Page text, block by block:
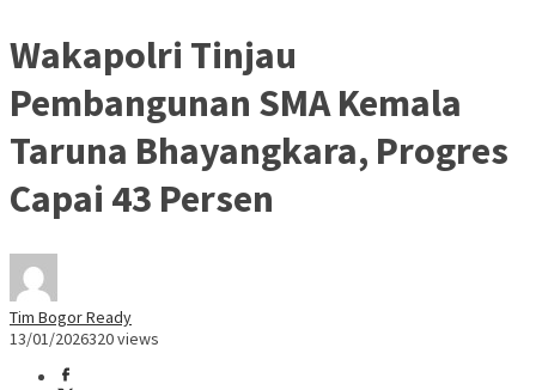
Wakapolri Tinjau
Pembangunan SMA Kemala
Taruna Bhayangkara, Progres
Capai 43 Persen
Tim Bogor Ready
13/01/2026320 views